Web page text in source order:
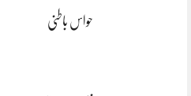
حواس باطنی